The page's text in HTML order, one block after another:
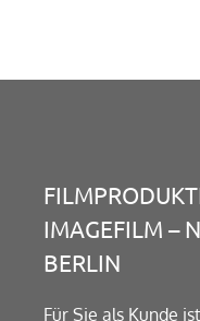
IMAGEFILM –
BERLIN
Für Sie als Kunde